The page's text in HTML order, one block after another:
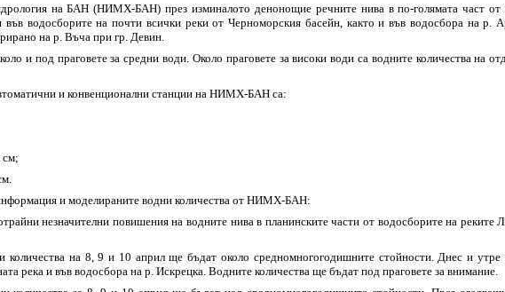
на БАН (НИМХ-БАН) през изминалото денонощие речните нива в по-голямата част от
във водосборите на почти всички реки от Черноморския басейн, както и във водосбора на
на р. Въча при гр. Девин.
и под праговете за средни води. Около праговете за високи води са водните количества на
и конвенционални станции на НИМХ-БАН са:
см;
и моделираните водни количества от НИМХ-БАН:
незначителни повишения на водните нива в планинските части от водосборите на
количества на 8, 9 и 10 април ще бъдат около средномногогодишните стойности. Днес и утре
река и във водосбора на р. Искрецка. Водните количества ще бъдат под праговете за внимание.